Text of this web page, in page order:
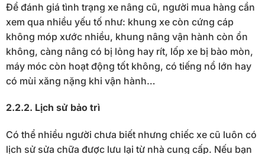
Để đánh giá tình trạng xe nâng cũ, người mua hàng cần
xem qua nhiều yếu tố như: khung xe còn cứng cáp
không móp xước nhiều, khung nâng vận hành còn ổn
không, càng nâng có bị lỏng hay rít, lốp xe bị bào mòn,
máy móc còn hoạt động tốt không, có tiếng nổ lớn hay
có mùi xăng nặng khi vận hành…
2.2.2. Lịch sử bảo trì
Có thể nhiều người chưa biết nhưng chiếc xe cũ luôn có
lịch sử sửa chữa được lưu lại từ nhà cung cấp. Nếu bạn